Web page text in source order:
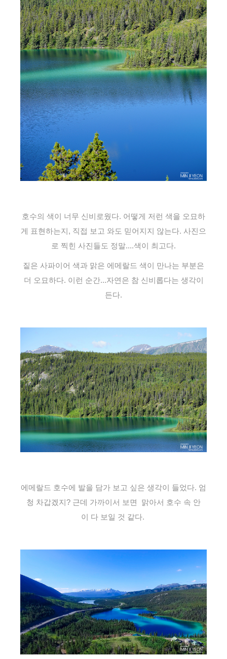
호수의 색이 너무 신비로웠다. 어떻게 저런 색을 오묘하
게 표현하는지, 직접 보고 와도 믿어지지 않는다. 사진으
로 찍힌 사진들도 정말....색이 최고다.
짙은 사파이어 색과 맑은 에메랄드 색이 만나는 부분은
더 오묘하다. 이런 순간...자연은 참 신비롭다는 생각이
든다.
에메랄드 호수에 발을 담가 보고 싶은 생각이 들었다. 엄
청 차갑겠지? 근데 가까이서 보면 맑아서 호수 속 안
이 다 보일 것 같다.